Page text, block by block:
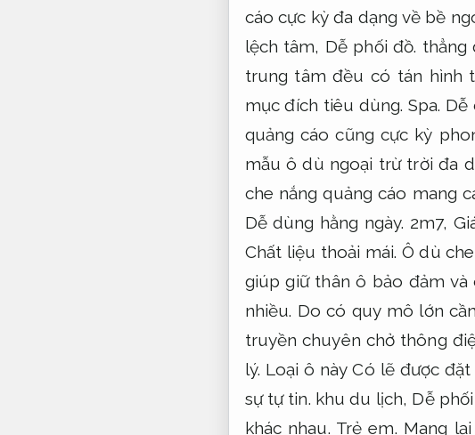
cáo cực kỳ đa dạng về bề
lệch tâm, Dễ phối đồ. thẳng
trung tâm đều có tán hình
mục đích tiêu dùng. Spa. Dễ
quảng cáo cũng cực kỳ
mẫu ô dù ngoại trừ trời đa
che nắng quảng cáo mang
Dễ dùng hằng ngày. 2m7,
Chất liệu thoải mái. Ô dù
giúp giữ thân ô bảo đảm
nhiều. Do có quy mô lớn
truyền chuyên chở thông
lý. Loại ô này Có lẽ được
sự tự tin. khu du lịch, Dễ
khác nhau. Trẻ em. Mang